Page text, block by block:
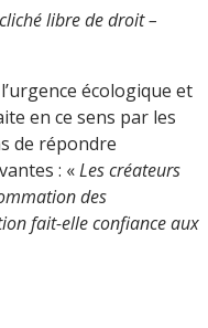
libre de droit –
écologique et
en ce sens par les
de répondre
: «Les créateurs
des
fait-elle confiance aux